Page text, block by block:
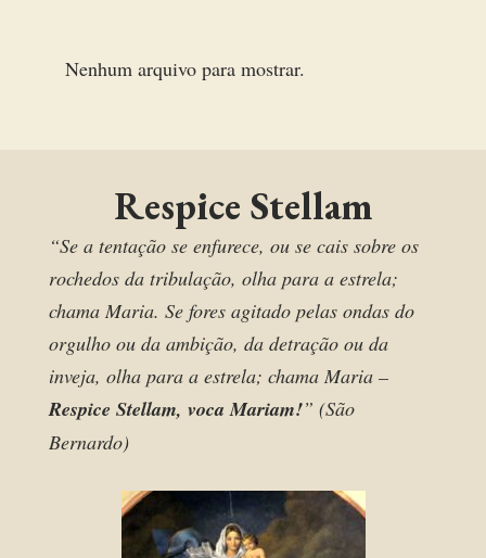
Nenhum arquivo para mostrar.
Respice Stellam
“Se a tentação se enfurece, ou se cais sobre os
rochedos da tribulação, olha para a estrela;
chama Maria. Se fores agitado pelas ondas do
orgulho ou da ambição, da detração ou da
inveja, olha para a estrela; chama Maria –
Respice Stellam, voca Mariam!” (São
Bernardo)